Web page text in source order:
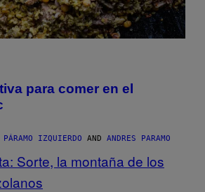
para comer en el
PÁRAMO IZQUIERDO AND ANDRES PARAMO